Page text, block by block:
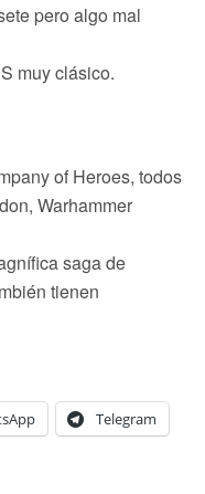
pero algo mal
muy clásico.
of Heroes, todos
Warhammer
saga de
tienen
Telegram